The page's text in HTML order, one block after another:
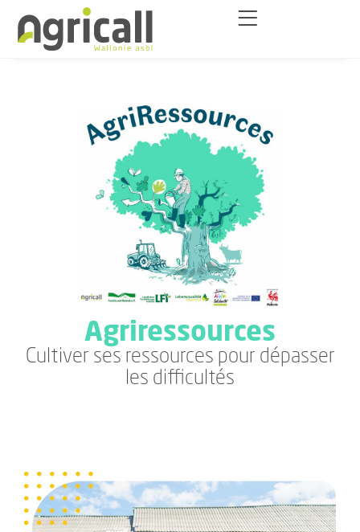
Agriressources
Cultiver ses ressources pour dépasser
les difficultés